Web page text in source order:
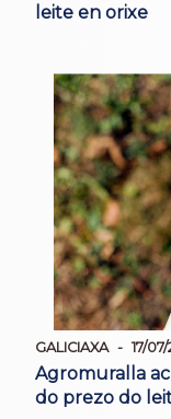
leite en orixe
GALICIAXA 17/
Agromuralla
do prezo do